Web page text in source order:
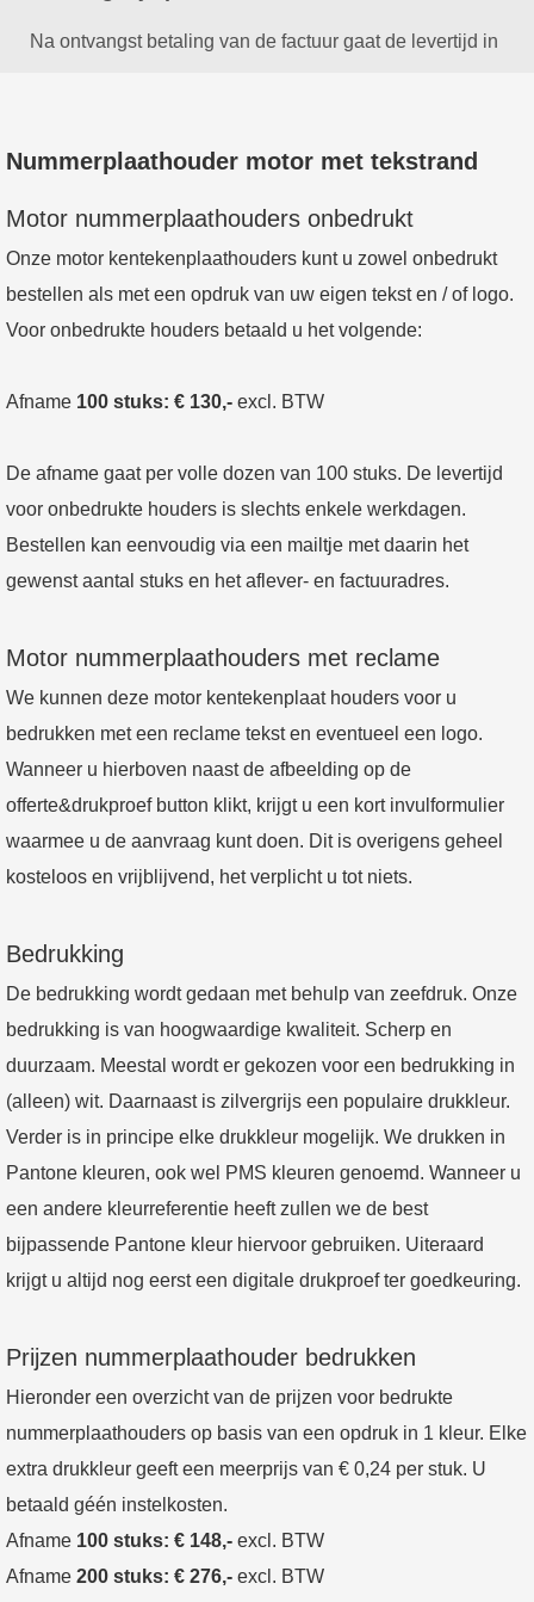
Na ontvangst betaling van de factuur gaat de levertijd in
Nummerplaathouder motor met tekstrand
Motor nummerplaathouders onbedrukt
Onze motor kentekenplaathouders kunt u zowel onbedrukt
bestellen als met een opdruk van uw eigen tekst en / of logo.
Voor onbedrukte houders betaald u het volgende:
Afname 100 stuks: € 130,- excl. BTW
De afname gaat per volle dozen van 100 stuks. De levertijd
voor onbedrukte houders is slechts enkele werkdagen.
Bestellen kan eenvoudig via een mailtje met daarin het
gewenst aantal stuks en het aflever- en factuuradres.
Motor nummerplaathouders met reclame
We kunnen deze motor kentekenplaat houders voor u
bedrukken met een reclame tekst en eventueel een logo.
Wanneer u hierboven naast de afbeelding op de
offerte&drukproef button klikt, krijgt u een kort invulformulier
waarmee u de aanvraag kunt doen. Dit is overigens geheel
kosteloos en vrijblijvend, het verplicht u tot niets.
Bedrukking
De bedrukking wordt gedaan met behulp van zeefdruk. Onze
bedrukking is van hoogwaardige kwaliteit. Scherp en
duurzaam. Meestal wordt er gekozen voor een bedrukking in
(alleen) wit. Daarnaast is zilvergrijs een populaire drukkleur.
Verder is in principe elke drukkleur mogelijk. We drukken in
Pantone kleuren, ook wel PMS kleuren genoemd. Wanneer u
een andere kleurreferentie heeft zullen we de best
bijpassende Pantone kleur hiervoor gebruiken. Uiteraard
krijgt u altijd nog eerst een digitale drukproef ter goedkeuring.
Prijzen nummerplaathouder bedrukken
Hieronder een overzicht van de prijzen voor bedrukte
nummerplaathouders op basis van een opdruk in 1 kleur. Elke
extra drukkleur geeft een meerprijs van € 0,24 per stuk. U
betaald géén instelkosten.
Afname 100 stuks: € 148,- excl. BTW
Afname 200 stuks: € 276,- excl. BTW